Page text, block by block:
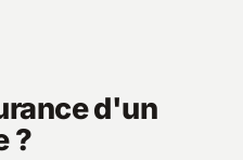
d'un
?